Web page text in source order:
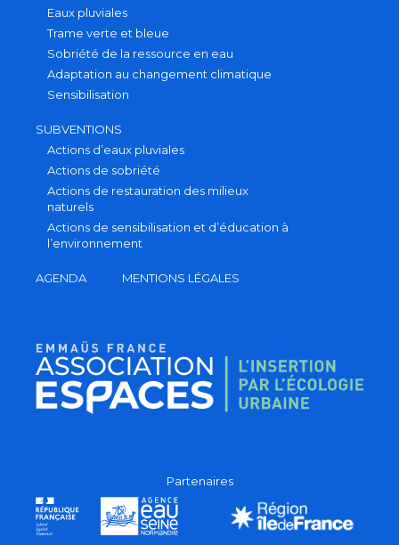
Eaux pluviales
Trame verte et bleue
Sobriété de la ressource en eau
Adaptation au changement climatique
Sensibilisation
SUBVENTIONS
Actions d’eaux pluviales
Actions de sobriété
Actions de restauration des milieux
naturels
Actions de sensibilisation et d’éducation à
l’environnement
AGENDA MENTIONS LÉGALES
Partenaires